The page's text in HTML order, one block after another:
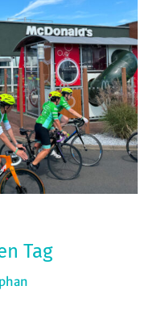
Tag